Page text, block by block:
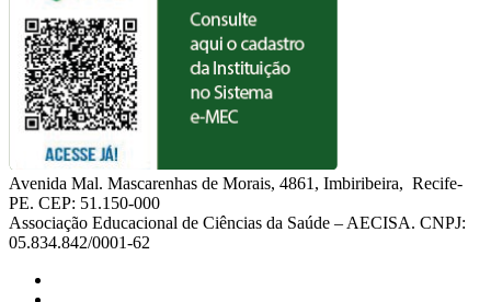
Avenida Mal. Mascarenhas de Morais, 4861, Imbiribeira, Recife-
PE. CEP: 51.150-000
Associação Educacional de Ciências da Saúde – AECISA. CNPJ:
05.834.842/0001-62